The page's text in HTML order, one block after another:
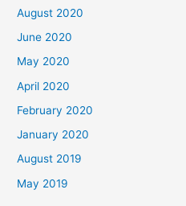
August 2020
June 2020
May 2020
April 2020
February 2020
January 2020
August 2019
May 2019